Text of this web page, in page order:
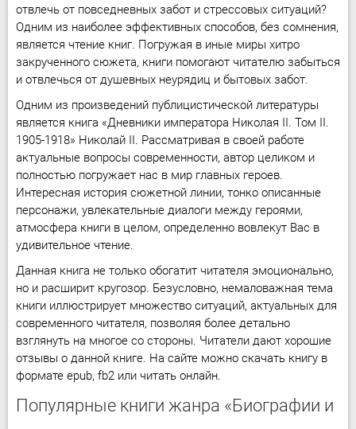
отвлечь от повседневных забот и стрессовых ситуаций?
Одним из наиболее эффективных способов, без сомнения,
является чтение книг. Погружая в иные миры хитро
закрученного сюжета, книги помогают читателю забыться
и отвлечься от душевных неурядиц и бытовых забот.
Одним из произведений публицистической литературы
является книга «Дневники императора Николая II. Том II.
1905-1918» Николай II. Рассматривая в своей работе
актуальные вопросы современности, автор целиком и
полностью погружает нас в мир главных героев.
Интересная история сюжетной линии, тонко описанные
персонажи, увлекательные диалоги между героями,
атмосфера книги в целом, определенно вовлекут Вас в
удивительное чтение.
Данная книга не только обогатит читателя эмоционально,
но и расширит кругозор. Безусловно, немаловажная тема
книги иллюстрирует множество ситуаций, актуальных для
современного читателя, позволяя более детально
взглянуть на многое со стороны. Читатели дают хорошие
отзывы о данной книге. На сайте можно скачать книгу в
формате epub, fb2 или читать онлайн.
Популярные книги жанра «Биографии и